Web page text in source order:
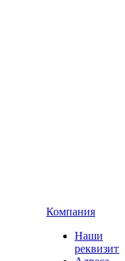
Компания
Наши